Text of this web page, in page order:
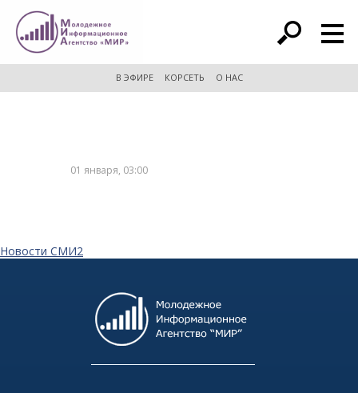
расширенный поиск
В ЭФИРЕ КОРСЕТЬ О НАС
01 января, 03:00
Новости СМИ2